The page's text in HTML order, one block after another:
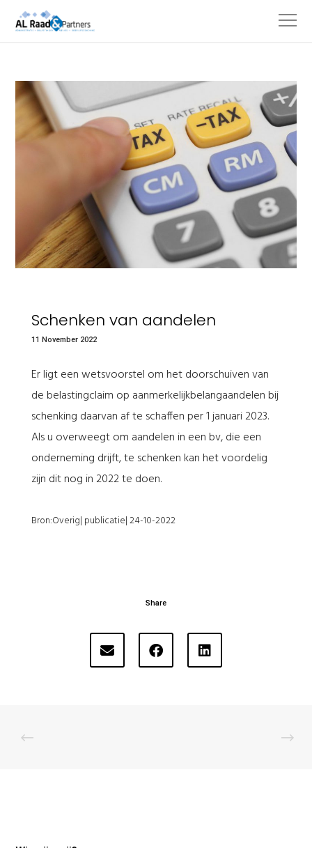
HOME NIEUWS
SCHENKEN VAN AANDELEN
Schenken van aandelen
11 November 2022
Er ligt een wetsvoorstel om het doorschuiven van
de belastingclaim op aanmerkelijkbelangaandelen bij
schenking daarvan af te schaffen per 1 januari 2023.
Als u overweegt om aandelen in een bv, die een
onderneming drijft, te schenken kan het voordelig
zijn dit nog in 2022 te doen.
Bron:Overig| publicatie| 24-10-2022
Share